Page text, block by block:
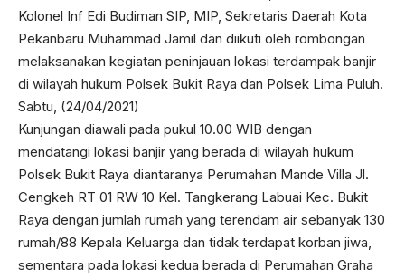
Kolonel Inf Edi Budiman SIP, MIP, Sekretaris Daerah Kota
Pekanbaru Muhammad Jamil dan diikuti oleh rombongan
melaksanakan kegiatan peninjauan lokasi terdampak banjir
di wilayah hukum Polsek Bukit Raya dan Polsek Lima Puluh.
Sabtu, (24/04/2021)
Kunjungan diawali pada pukul 10.00 WIB dengan
mendatangi lokasi banjir yang berada di wilayah hukum
Polsek Bukit Raya diantaranya Perumahan Mande Villa Jl.
Cengkeh RT 01 RW 10 Kel. Tangkerang Labuai Kec. Bukit
Raya dengan jumlah rumah yang terendam air sebanyak 130
rumah/88 Kepala Keluarga dan tidak terdapat korban jiwa,
sementara pada lokasi kedua berada di Perumahan Graha